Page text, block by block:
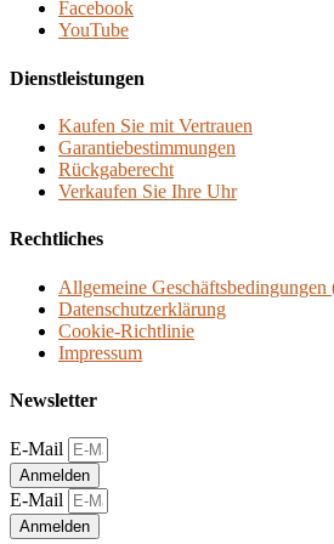
Facebook
YouTube
Dienstleistungen
Kaufen Sie mit Vertrauen
Garantiebestimmungen
Rückgaberecht
Verkaufen Sie Ihre Uhr
Rechtliches
Allgemeine
Datenschutzerklärung
Cookie-Richtlinie
Impressum
Newsletter
E-Mail
Anmelden
E-Mail
Anmelden